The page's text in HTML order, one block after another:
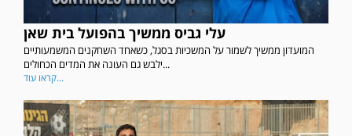
עלי גביס ממשיך בהפועל בית שאן
המועדון ממשיך לשמור על המשכיות בסגל, כשאחד השחקנים המשמעותיים
ילבש גם העונה את המדים הכחולים...
קראו עוד...